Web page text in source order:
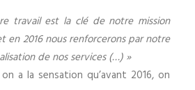
travail est la clé de notre mission
en 2016 nous renforcerons par notre
de nos services (…) »
a la sensation qu’avant 2016, on